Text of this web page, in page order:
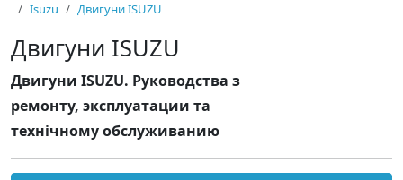
Isuzu Двигуни ISUZU
Двигуни ISUZU
Двигуни ISUZU. Руководства з
ремонту, эксплуатации та
технічному обслуживанию